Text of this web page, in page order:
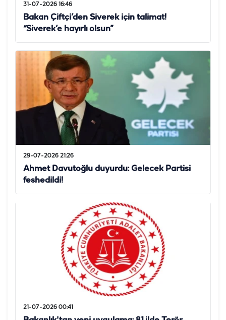
31-07-2026 16:46
Bakan Çiftçi’den Siverek için talimat!
“Siverek’e hayırlı olsun”
29-07-2026 21:26
Ahmet Davutoğlu duyurdu: Gelecek Partisi
feshedildi!
21-07-2026 00:41